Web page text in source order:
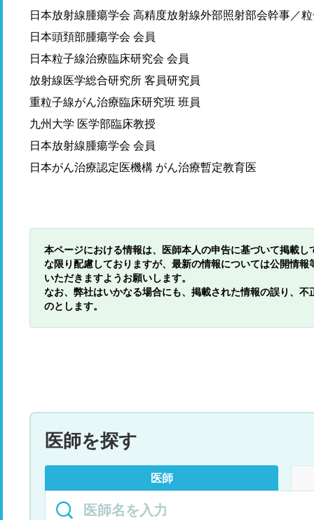
日本放射線腫瘍学会 高精度放射線外部照射部会幹事／
日本頭頚部腫瘍学会 会員
日本粒子線治療臨床研究会 会員
放射線医学総合研究所 客員研究員
重粒子線がん治療臨床研究班 班員
九州大学 医学部臨床教授
日本放射線腫瘍学会 会員
日本がん治療認定医機構 がん治療暫定教育医
本ページにおける情報は、医師本人の申告に基づいて掲載
な限り配慮しておりますが、最新の情報については公開情
いただきますようお願いします。
なお、弊社はいかなる場合にも、掲載された情報の誤り、
のとします。
医師を探す
医師